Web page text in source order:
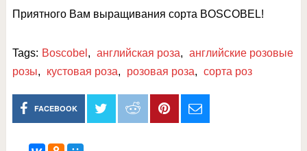
Приятного Вам выращивания сорта BOSCOBEL!
Tags: Boscobel , английская роза, английские розовые
розы, кустовая роза, розовая роза, сорта роз
FACEBOOK